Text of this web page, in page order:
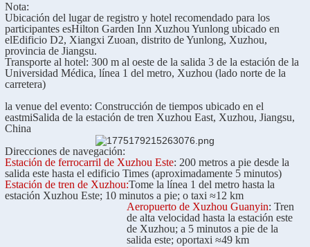
Nota:
Ubicación del lugar de registro y hotel recomendado para los
participantes esHilton Garden Inn Xuzhou Yunlong ubicado en
elEdificio D2, Xiangxi Zuoan, distrito de Yunlong, Xuzhou,
provincia de Jiangsu.
Transporte al hotel: 300 m al oeste de la salida 3 de la estación de la
Universidad Médica, línea 1 del metro, Xuzhou (lado norte de la
carretera)
la venue del evento: Construcción de tiempos ubicado en el
eastmiSalida de la estación de tren Xuzhou East, Xuzhou, Jiangsu,
China
Direcciones de navegación:
Estación de ferrocarril de Xuzhou Este: 200 metros a pie desde la
salida este hasta el edificio Times (aproximadamente 5 minutos)
Estación de tren de Xuzhou:Tome la línea 1 del metro hasta la
estación Xuzhou Este; 10 minutos a pie; o taxi ≈12 km
Aeropuerto de Xuzhou Guanyin: Tren
de alta velocidad hasta la estación este
de Xuzhou; a 5 minutos a pie de la
salida este; oportaxi ≈49 km